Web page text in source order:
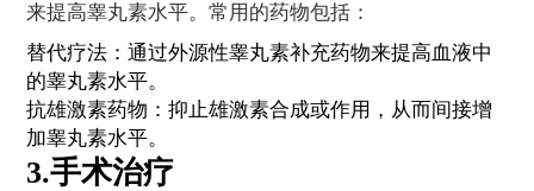
来提高睾丸素水平。常用的药物包括：
替代疗法：通过外源性睾丸素补充药物来提高血液中
的睾丸素水平。
抗雄激素药物：抑止雄激素合成或作用，从而间接增
加睾丸素水平。
3.手术治疗